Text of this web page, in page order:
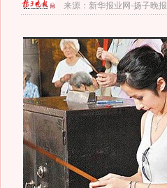
来源： 新华报业网-扬子晚报